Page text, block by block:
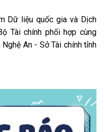
Dữ liệu quốc gia và Dịch
Tài chính phối hợp cùng
An - Sở Tài chính tỉnh